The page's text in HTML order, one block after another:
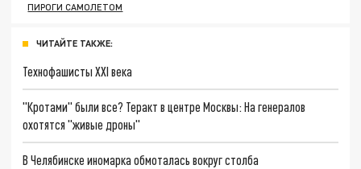
ПИРОГИ САМОЛЕТОМ
ЧИТАЙТЕ ТАКЖЕ:
Технофашисты XXI века
"Кротами" были все? Теракт в центре Москвы: На генералов
охотятся "живые дроны"
В Челябинске иномарка обмоталась вокруг столба